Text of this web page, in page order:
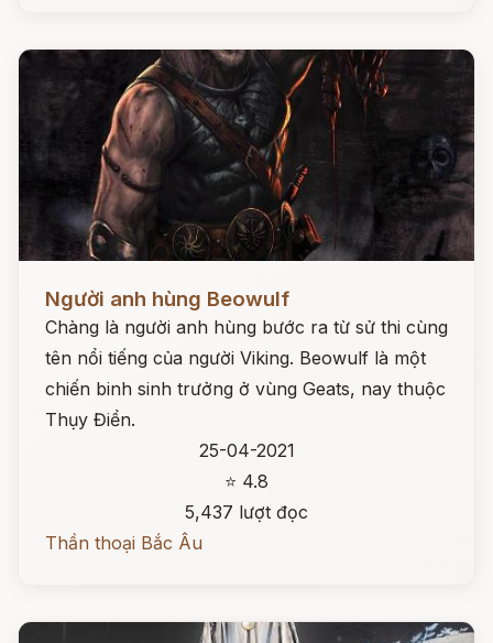
Người anh hùng Beowulf
Chàng là người anh hùng bước ra từ sử thi cùng
tên nổi tiếng của người Viking. Beowulf là một
chiến binh sinh trưởng ở vùng Geats, nay thuộc
Thụy Điển.
25-04-2021
⭐ 4.8
5,437 lượt đọc
Thần thoại Bắc Âu